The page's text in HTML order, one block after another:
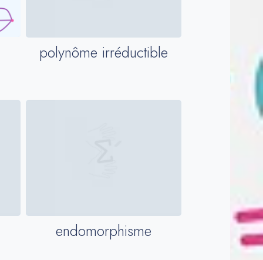
polynôme irréductible
endomorphisme